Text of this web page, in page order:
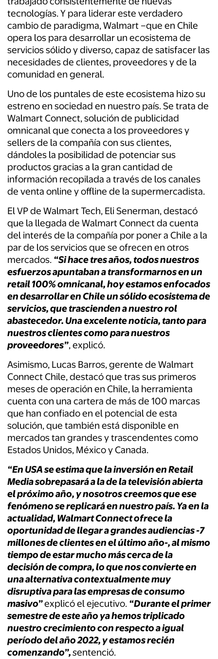
tecnologías. Y para liderar este verdadero
cambio de paradigma, Walmart –que en Chile
opera los para desarrollar un ecosistema de
servicios sólido y diverso, capaz de satisfacer las
necesidades de clientes, proveedores y de la
comunidad en general.
Uno de los puntales de este ecosistema hizo su
estreno en sociedad en nuestro país. Se trata de
Walmart Connect, solución de publicidad
omnicanal que conecta a los proveedores y
sellers de la compañía con sus clientes,
dándoles la posibilidad de potenciar sus
productos gracias a la gran cantidad de
información recopilada a través de los canales
de venta online y offline de la supermercadista.
El VP de Walmart Tech, Eli Senerman, destacó
que la llegada de Walmart Connect da cuenta
del interés de la compañía por poner a Chile a la
par de los servicios que se ofrecen en otros
mercados. “Si hace tres años, todos nuestros
esfuerzos apuntaban a transformarnos en un
retail 100% omnicanal, hoy estamos enfocados
en desarrollar en Chile un sólido ecosistema de
servicios, que trascienden a nuestro rol
abastecedor. Una excelente noticia, tanto para
nuestros clientes como para nuestros
proveedores”, explicó.
Asimismo, Lucas Barros, gerente de Walmart
Connect Chile, destacó que tras sus primeros
meses de operación en Chile, la herramienta
cuenta con una cartera de más de 100 marcas
que han confiado en el potencial de esta
solución, que también está disponible en
mercados tan grandes y trascendentes como
Estados Unidos, México y Canada.
“En USA se estima que la inversión en Retail
Media sobrepasará a la de la televisión abierta
el próximo año, y nosotros creemos que ese
fenómeno se replicará en nuestro país. Ya en la
actualidad, Walmart Connect ofrece la
oportunidad de llegar a grandes audiencias -7
millones de clientes en el último año-, al mismo
tiempo de estar mucho más cerca de la
decisión de compra, lo que nos convierte en
una alternativa contextualmente muy
disruptiva para las empresas de consumo
masivo”explicó el ejecutivo. “Durante el primer
semestre de este año ya hemos triplicado
nuestro crecimiento con respecto a igual
período del año 2022, y estamos recién
comenzando”,sentenció.